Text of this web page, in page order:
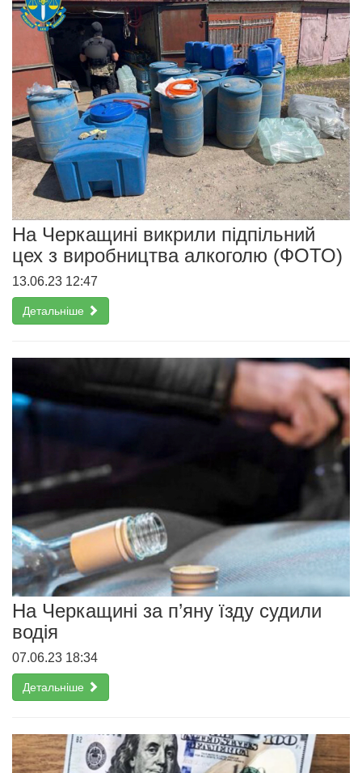
На Черкащині викрили підпільний
цех з виробництва алкоголю (ФОТО)
13.06.23 12:47
Детальніше
На Черкащині за п’яну їзду судили
водія
07.06.23 18:34
Детальніше